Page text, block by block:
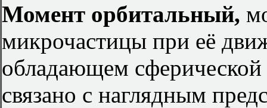
Момент орбитальный,
микрочастицы при её
обладающем
связано с наглядным